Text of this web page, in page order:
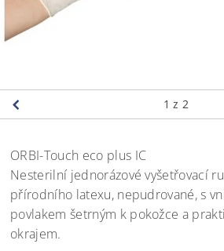
1 z 2
ORBI-Touch eco plus IC
Nesterilní jednorázové vyšetřovací
přírodního latexu, nepudrované, s
povlakem šetrným k pokožce a
okrajem.